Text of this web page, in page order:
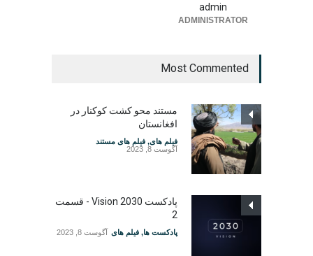
admin
ADMINISTRATOR
Most Commented
مستند محو کشت کوکنار در
افغانستان
فیلم های, فیلم های مستند
آگوست 8, 2023
پادکست Vision 2030 - قسمت
2
پادکست ها, فیلم های آگوست 8, 2023